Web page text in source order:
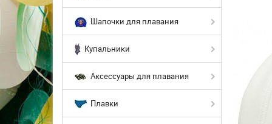
Шапочки для плавания
Купальники
Аксессуары для плавания
Плавки